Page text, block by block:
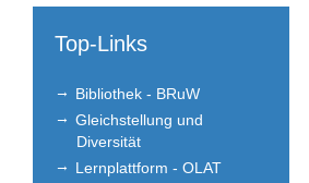
Top-Links
Bibliothek - BRuW
Gleichstellung und
Diversität
Lernplattform - OLAT